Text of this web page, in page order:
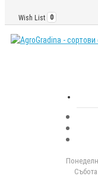
Wish List 0